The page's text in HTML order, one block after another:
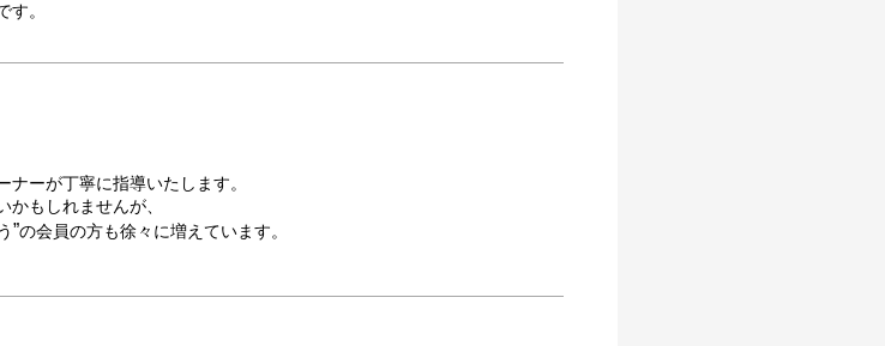
。
ーが丁寧に指導いたします。
もしれませんが、
”の会員の方も徐々に増えています。